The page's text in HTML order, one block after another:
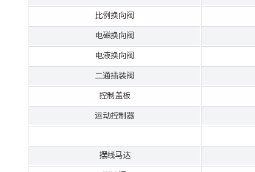
比例换向阀
电磁换向阀
电液换向阀
二通插装阀
控制盖板
运动控制器
摆线马达